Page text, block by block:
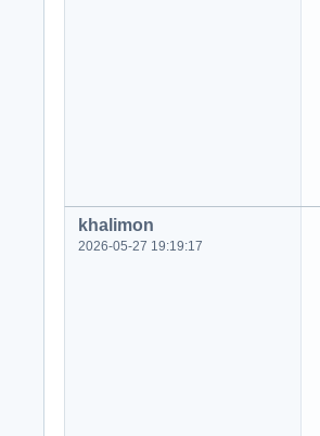
khalimon
2026-05-27 19:19:17